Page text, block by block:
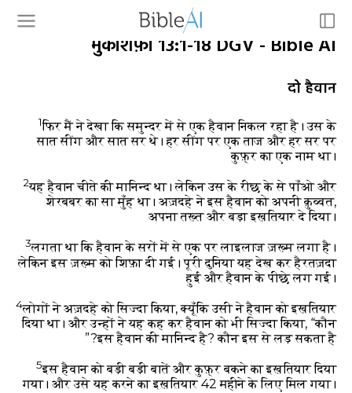
मुकाशफ़ा 13:1-18 DGV - Bible AI
दो हैवान
1फिर मैं ने देखा कि समुन्दर में से एक हैवान निकल रहा है। उस के
सात सींग और सात सर थे। हर सींग पर एक ताज और हर सर पर
कुफ़्र का एक नाम था।
2यह हैवान चीते की मानिन्द था। लेकिन उस के रीछ के से पाँओ और
शेरबबर का सा मुँह था। अज़दहे ने इस हैवान को अपनी क़ुव्वत,
अपना तख़्त और बड़ा इख़तियार दे दिया।
3लगता था कि हैवान के सरों में से एक पर लाइलाज ज़ख़्म लगा है।
लेकिन इस ज़ख़्म को शिफ़ा दी गई। पूरी दुनिया यह देख कर हैरतज़दा
हुई और हैवान के पीछे लग गई।
4लोगों ने अज़दहे को सिज्दा किया, क्यूँकि उसी ने हैवान को इख़तियार
दिया था। और उन्हों ने यह कह कर हैवान को भी सिज्दा किया, “कौन
इस हैवान की मानिन्द है? कौन इस से लड़ सकता है?”
5इस हैवान को बड़ी बड़ी बातें और कुफ़्र बकने का इख़तियार दिया
गया। और उसे यह करने का इख़तियार 42 महीने के लिए मिल गया।